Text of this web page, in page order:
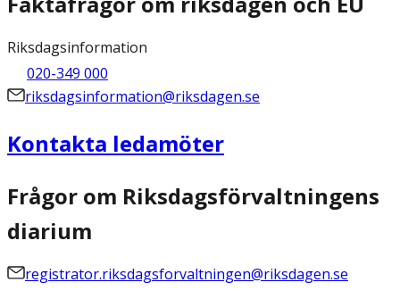
Riksdagsinformation
020-349 000
riksdagsinformation@riksdagen.se
Kontakta ledamöter
Frågor om Riksdagsförvaltningens
diarium
registrator.riksdagsforvaltningen@riksdagen.se